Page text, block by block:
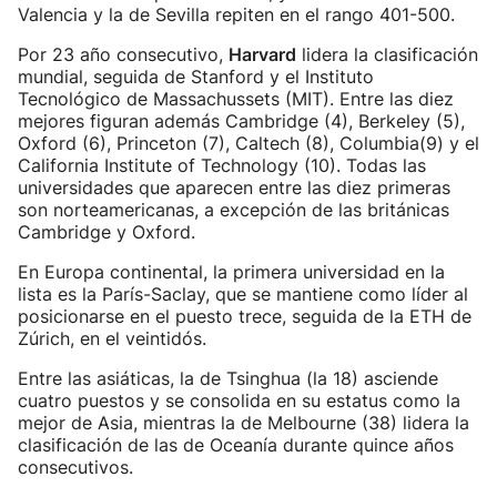
Valencia y la de Sevilla repiten en el rango 401-500.
Por 23 año consecutivo, Harvard lidera la clasificación
mundial, seguida de Stanford y el Instituto
Tecnológico de Massachussets (MIT). Entre las diez
mejores figuran además Cambridge (4), Berkeley (5),
Oxford (6), Princeton (7), Caltech (8), Columbia(9) y el
California Institute of Technology (10). Todas las
universidades que aparecen entre las diez primeras
son norteamericanas, a excepción de las británicas
Cambridge y Oxford.
En Europa continental, la primera universidad en la
lista es la París-Saclay, que se mantiene como líder al
posicionarse en el puesto trece, seguida de la ETH de
Zúrich, en el veintidós.
Entre las asiáticas, la de Tsinghua (la 18) asciende
cuatro puestos y se consolida en su estatus como la
mejor de Asia, mientras la de Melbourne (38) lidera la
clasificación de las de Oceanía durante quince años
consecutivos.